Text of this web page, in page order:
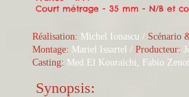
Court métrage - 35 mm - N/B et
Réalisation: Michel Ionascu / Scénario
Montage: Mariel Issartel / Producteur:
Casting: Med El Kouraïchi, Fabio
Synopsis: